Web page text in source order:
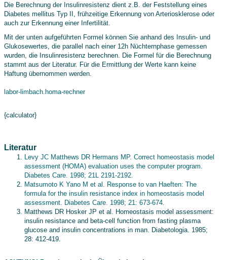
Die Berechnung der Insulinresistenz dient z.B. der Feststellung eines
Diabetes mellitus Typ II, frühzeitige Erkennung von Arteriosklerose oder
auch zur Erkennung einer Infertilität.
Mit der unten aufgeführten Formel können Sie anhand des Insulin- und
Glukosewertes, die parallel nach einer 12h Nüchternphase gemessen
wurden, die Insulinresistenz berechnen. Die Formel für die Berechnung
stammt aus der Literatur. Für die Ermittlung der Werte kann keine
Haftung übernommen werden.
labor-limbach.homa-rechner
{calculator}
Literatur
Levy JC Matthews DR Hermans MP. Correct homeostasis model
assessment (HOMA) evaluation uses the computer program.
Diabetes Care. 1998; 21L 2191-2192.
Matsumoto K Yano M et al. Response to van Haeften: The
formula for the insulin resistance index in homeostasis model
assessment. Diabetes Care. 1998; 21: 673-674.
Matthews DR Hosker JP et al. Homeostasis model assessment:
insulin resistance and beta-cell function from fasting plasma
glucose and insulin concentrations in man. Diabetologia. 1985;
28: 412-419.